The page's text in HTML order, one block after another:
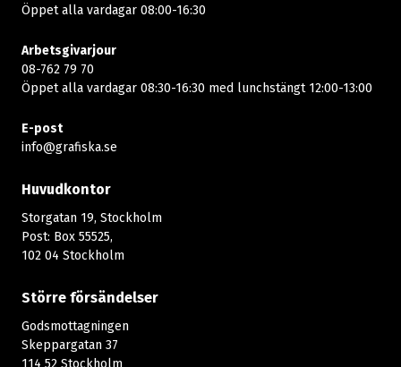
Öppet alla vardagar 08:00-16:30​​
Arbetsgivarjour
08-762 79 70
Öppet alla vardagar 08:30-16:30 med lunchstängt 12:00-13:00​
E-post
info@grafiska.se
Huvudkontor
Storgatan 19, Stockholm
Post: Box 55525,
102 04 Stockholm
Större försändelser
Godsmottagningen
Skeppargatan 37
114 52 Stockholm